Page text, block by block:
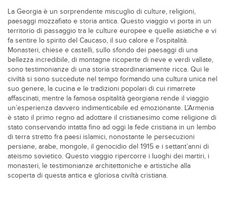
La Georgia è un sorprendente miscuglio di culture, religioni,
paesaggi mozzafiato e storia antica. Questo viaggio vi porta in un
territorio di passaggio tra le culture europee e quelle asiatiche e vi
fa sentire lo spirito del Caucaso, il suo calore e l'ospitalità.
Monasteri, chiese e castelli, sullo sfondo dei paesaggi di una
bellezza incredibile, di montagne ricoperte di neve e verdi vallate,
sono testimonianze di una storia straordinariamente ricca. Qui le
civiltà si sono succedute nel tempo formando una cultura unica nel
suo genere, la cucina e le tradizioni popolari di cui rimarrete
affascinati, mentre la famosa ospitalità georgiana rende il viaggio
un’esperienza davvero indimenticabile ed emozionante. L’Armenia
è stato il primo regno ad adottare il cristianesimo come religione di
stato conservando intatta fino ad oggi la fede cristiana in un lembo
di terra stretto fra paesi islamici, nonostante le persecuzioni
persiane, arabe, mongole, il genocidio del 1915 e i settant’anni di
ateismo sovietico. Questo viaggio ripercorre i luoghi dei martiri, i
monasteri, le testimonianze architettoniche e artistiche alla
scoperta di questa antica e gloriosa civiltà cristiana.